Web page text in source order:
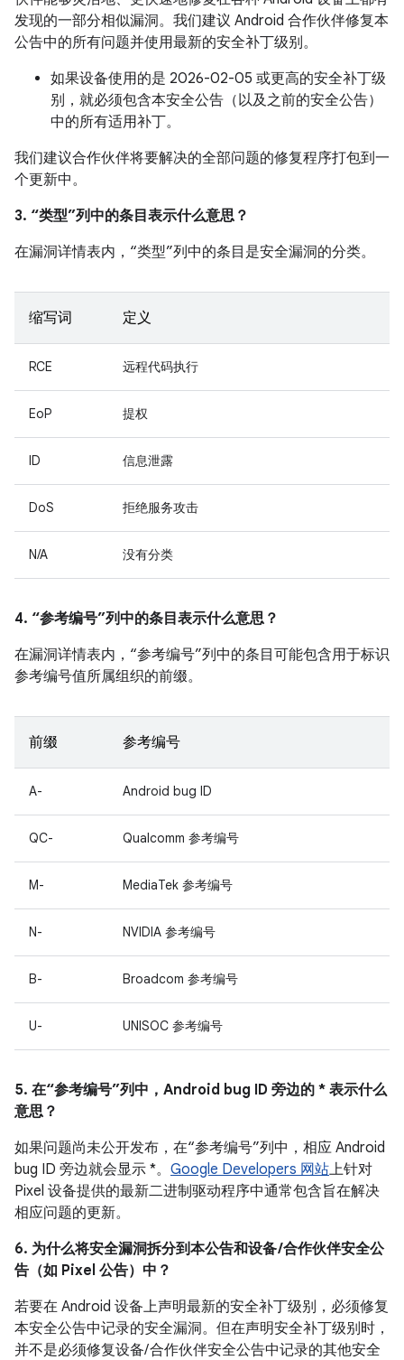
发现的一部分相似漏洞。我们建议 Android 合作伙伴修复本
公告中的所有问题并使用最新的安全补丁级别。
如果设备使用的是 2026-02-05 或更高的安全补丁级
别，就必须包含本安全公告（以及之前的安全公告）
中的所有适用补丁。
我们建议合作伙伴将要解决的全部问题的修复程序打包到一
个更新中。
3. “类型”列中的条目表示什么意思？
在漏洞详情表内，“类型”列中的条目是安全漏洞的分类。
缩写词 定义
RCE 远程代码执行
EoP 提权
ID 信息泄露
DoS 拒绝服务攻击
N/A 没有分类
4. “参考编号”列中的条目表示什么意思？
在漏洞详情表内，“参考编号”列中的条目可能包含用于标识
参考编号值所属组织的前缀。
前缀 参考编号
A- Android bug ID
QC- Qualcomm 参考编号
M- MediaTek 参考编号
N- NVIDIA 参考编号
B- Broadcom 参考编号
U- UNISOC 参考编号
5. 在“参考编号”列中，Android bug ID 旁边的 * 表示什么
意思？
如果问题尚未公开发布，在“参考编号”列中，相应 Android
bug ID 旁边就会显示 *。 Google Developers 网站上针对
Pixel 设备提供的最新二进制驱动程序中通常包含旨在解决
相应问题的更新。
6. 为什么将安全漏洞拆分到本公告和设备 /合作伙伴安全公
告（如 Pixel 公告）中？
若要在 Android 设备上声明最新的安全补丁级别，必须修复
本安全公告中记录的安全漏洞。但在声明安全补丁级别时，
并不是必须修复设备/ 合作伙伴安全公告中记录的其他安全